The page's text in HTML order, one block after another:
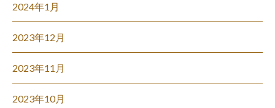
2024年1月
2023年12月
2023年11月
2023年10月